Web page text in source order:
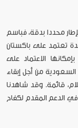
محددا بدقة، فباسم
تعتمد على باكستان
الاعتماد على
السعودية من أجل إبقاء
سنة 1947 باسم الإسلام، قائمة. وقد شاهدنا
في الدعم المقدم لكفاح